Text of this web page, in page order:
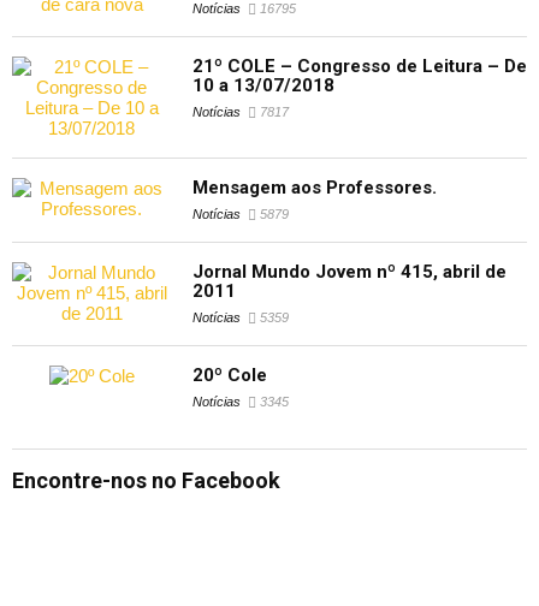
Notícias 16795
21º COLE – Congresso de Leitura – De
10 a 13/07/2018
Notícias 7817
Mensagem aos Professores.
Notícias 5879
Jornal Mundo Jovem nº 415, abril de
2011
Notícias 5359
20º Cole
Notícias 3345
Encontre-nos no Facebook